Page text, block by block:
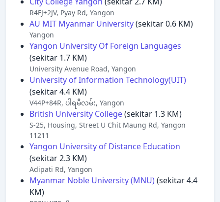
R4FJ+2JV, Pyay Rd, Yangon
AU MIT Myanmar University(sekitar 0.6 KM)
Yangon
Yangon University Of Foreign Languages
(sekitar 1.7 KM)
University Avenue Road, Yangon
University of Information Technology(UIT)
(sekitar 4.4 KM)
V44P+84R, ပါရမီလမ်း, Yangon
British University College(sekitar 1.3 KM)
S-25, Housing, Street U Chit Maung Rd, Yangon
11211
Yangon University of Distance Education
(sekitar 2.3 KM)
Adipati Rd, Yangon
Myanmar Noble University (MNU)(sekitar 4.4
KM)